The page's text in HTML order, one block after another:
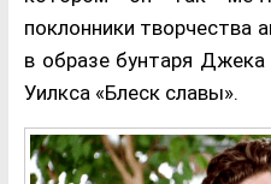
поклонники творчества
в образе бунтаря
Уилкса «Блеск славы».